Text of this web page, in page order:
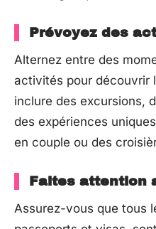
Prévoyez des
Alternez entre des
activités pour découvrir
inclure des excursions,
des expériences
en couple ou des
Faites attention
Assurez-vous que tous